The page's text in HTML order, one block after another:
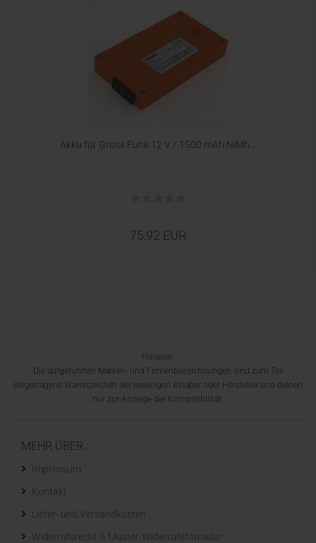
Akku für Gross Funk 12 V / 1500 mAh NiMh...
75,92 EUR
Hinweis:
Die aufgeführten Marken- und Firmenbezeichnungen sind zum Teil
eingetragene Warenzeichen der jeweiligen Inhaber oder Hersteller und dienen
nur zur Anzeige der Kompatibilität.
MEHR ÜBER...
Impressum
Kontakt
Liefer- und Versandkosten
Widerrufsrecht & Muster-Widerrufsformular